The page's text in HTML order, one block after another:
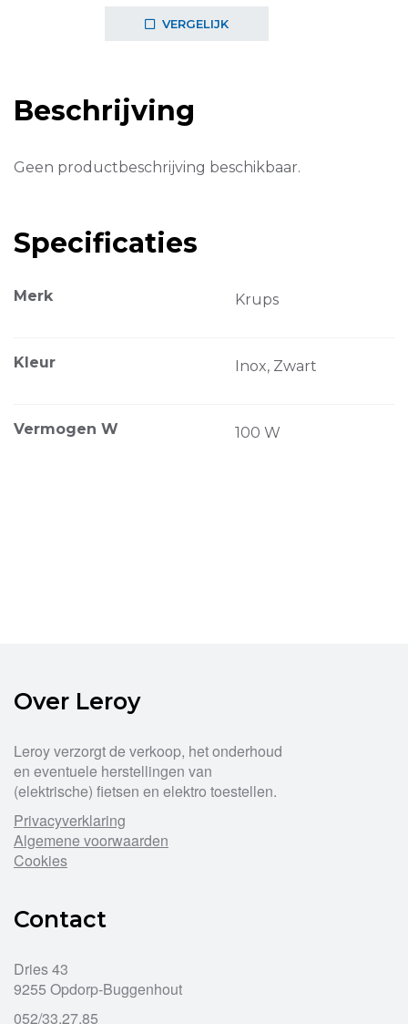
VERGELIJK
Beschrijving
Geen productbeschrijving beschikbaar.
Specificaties
Merk Krups
Kleur Inox, Zwart
Vermogen W 100 W
Over Leroy
Leroy verzorgt de verkoop, het onderhoud
en eventuele herstellingen van
(elektrische) fietsen en elektro toestellen.
Privacyverklaring
Algemene voorwaarden
Cookies
Contact
Dries 43
9255 Opdorp-Buggenhout
052/33.27.85